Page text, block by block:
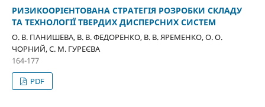
РИЗИКООРІЄНТОВАНА СТРАТЕГІЯ РОЗРОБКИ СКЛАДУ
ТА ТЕХНОЛОГІЇ ТВЕРДИХ ДИСПЕРСНИХ СИСТЕМ
О. В. ПАНИШЕВА, В. В. ФЕДОРЕНКО, В. В. ЯРЕМЕНКО, О. О.
ЧОРНИЙ, С. М. ГУРЕЄВА
164-177
PDF